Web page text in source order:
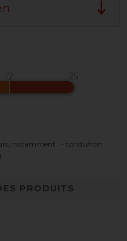
notamment : - tondu/non
PRODUITS